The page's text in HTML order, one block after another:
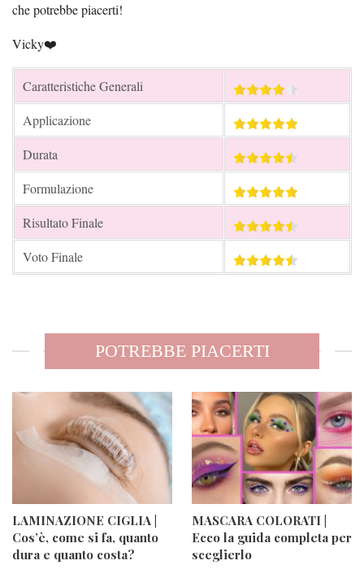
che potrebbe piacerti!
Vicky❤️
Caratteristiche Generali
Applicazione
Durata
Formulazione
Risultato Finale
Voto Finale
POTREBBE PIACERTI
LAMINAZIONE CIGLIA |
Cos’è, come si fa, quanto
dura e quanto costa?
MASCARA COLORATI |
Ecco la guida completa per
sceglierlo